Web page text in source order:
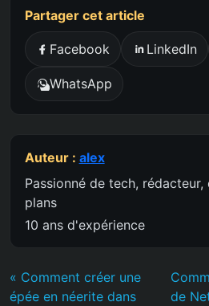
Partager cet article
Facebook LinkedIn
WhatsApp
Auteur : alex
Passionné de tech,
plans
10 ans d'expérience
« Comment créer une
épée en néerite dans
de